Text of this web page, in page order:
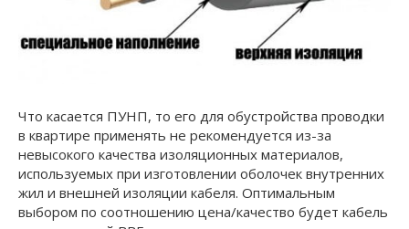
Что касается ПУНП, то его для обустройства проводки
в квартире применять не рекомендуется из-за
невысокого качества изоляционных материалов,
используемых при изготовлении оболочек внутренних
жил и внешней изоляции кабеля. Оптимальным
выбором по соотношению цена/качество будет кабель